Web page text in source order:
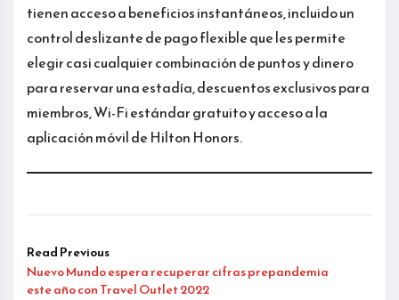
tienen acceso a beneficios instantáneos, incluido un
control deslizante de pago flexible que les permite
elegir casi cualquier combinación de puntos y dinero
para reservar una estadía, descuentos exclusivos para
miembros, Wi-Fi estándar gratuito y acceso a la
aplicación móvil de Hilton Honors.
Read Previous
Nuevo Mundo espera recuperar cifras prepandemia
este año con Travel Outlet 2022